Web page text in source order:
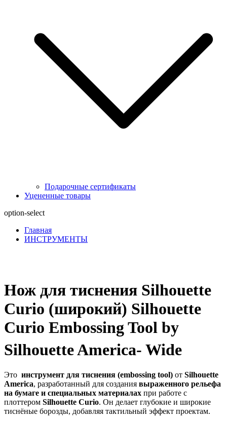
Подарочные сертификаты
Уцененные товары
option-select
Главная
ИНСТРУМЕНТЫ
Нож для тиснения Silhouette
Curio (широкий) Silhouette
Curio Embossing Tool by
Silhouette America- Wide
Это инструмент для тиснения (embossing tool) от Silhouette
America, разработанный для создания выраженного рельефа
на бумаге и специальных материалах при работе с
плоттером Silhouette Curio. Он делает глубокие и широкие
тиснёные борозды, добавляя тактильный эффект проектам.